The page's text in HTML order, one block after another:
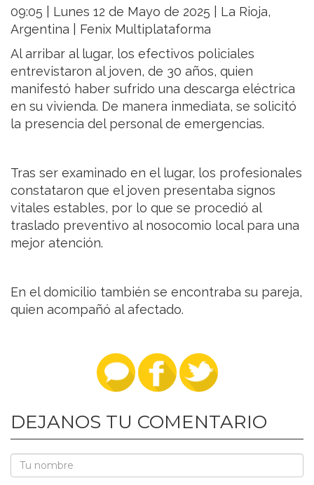
09:05 | Lunes 12 de Mayo de 2025 | La Rioja,
Argentina | Fenix Multiplataforma
Al arribar al lugar, los efectivos policiales
entrevistaron al joven, de 30 años, quien
manifestó haber sufrido una descarga eléctrica
en su vivienda. De manera inmediata, se solicitó
la presencia del personal de emergencias.
Tras ser examinado en el lugar, los profesionales
constataron que el joven presentaba signos
vitales estables, por lo que se procedió al
traslado preventivo al nosocomio local para una
mejor atención.
En el domicilio también se encontraba su pareja,
quien acompañó al afectado.
DEJANOS TU COMENTARIO